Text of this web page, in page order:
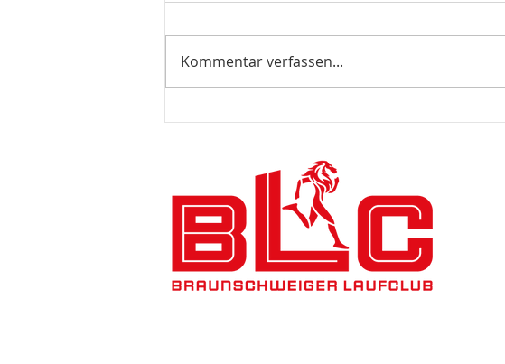
Kommentar verfassen...